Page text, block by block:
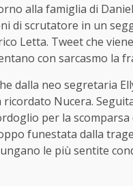
alla famiglia di
di scrutatore in un
Letta. Tweet che
con sarcasmo la
dalla neo segretaria
ricordato Nucera.
per la
funestata dalla
le più sentite